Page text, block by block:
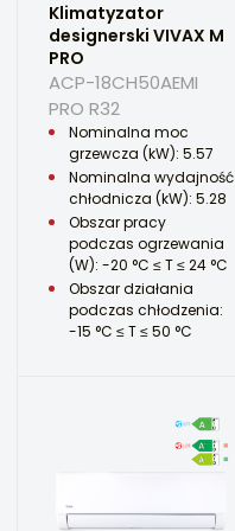
Klimatyzator
designerski VIVAX M
PRO
ACP-18CH50AEMI
PRO R32
Nominalna moc
grzewcza (kW): 5.57
Nominalna wydajność
chłodnicza (kW): 5.28
Obszar pracy
podczas ogrzewania
(W): -20 °C ≤ T ≤ 24 °C
Obszar działania
podczas chłodzenia:
-15 °C ≤ T ≤ 50 °C